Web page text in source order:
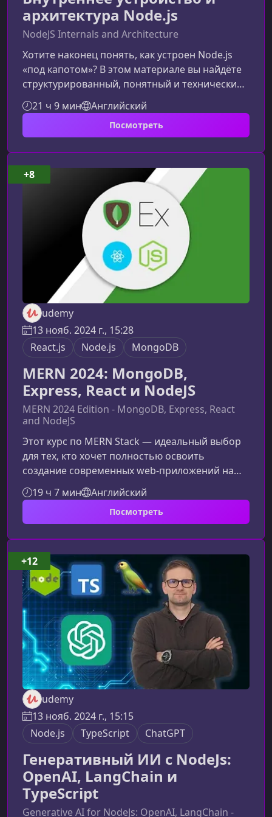
архитектура Node.js
NodeJS Internals and Architecture
Хотите наконец понять, как устроен Node.js
«под капотом»? В этом материале вы найдёте
структурированный, понятный и технически
глубокий обзор курса, который помогает
разработчикам превратить черный ящик
Node.js в прозрачную, предсказуемую систему.
Node.js важноНесмотря на популярность,
Node.js часто остаётся системой, поведение
которой сложно объяснить без знания её
внутренней механики. Именно поэтому инжен
21 ч 9 мин Английский
Посмотреть
udemy
13 нояб. 2024 г., 15:28
React.js
Node.js MongoDB
MERN 2024: MongoDB,
Express, React и NodeJS
MERN 2024 Edition - MongoDB, Express, React
and NodeJS
Этот курс по MERN Stack — идеальный выбор
для тех, кто хочет полностью освоить
создание современных web‑приложений на
базе MongoDB, Express, React и Node.js.
Материал структурирован логично и
последовательно, чтобы вы смогли уверенно
full‑stack разработки.Что представляет собой
курс MERN 2024Курс построен вокруг
разработки реального приложения «Jobify»,
что позволяет не только изучать теорию, но и
сраз
19 ч 7 мин Английский
Посмотреть
+8
udemy
13 нояб. 2024 г., 15:15
Node.js
TypeScript ChatGPT
Генеративный ИИ с NodeJs:
OpenAI, LangChain и
TypeScript
Generative AI for NodeJs: OpenAI, LangChain -
+12